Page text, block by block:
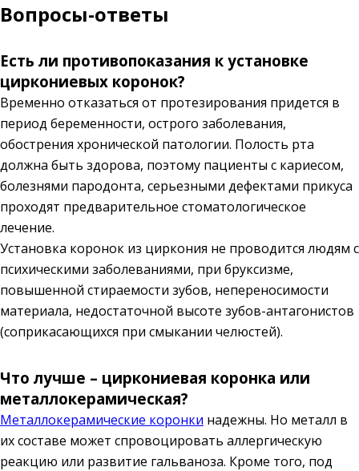
Вопросы-ответы
Есть ли противопоказания к установке
циркониевых коронок?
Временно отказаться от протезирования придется в
период беременности, острого заболевания,
обострения хронической патологии. Полость рта
должна быть здорова, поэтому пациенты с кариесом,
болезнями пародонта, серьезными дефектами прикуса
проходят предварительное стоматологическое
лечение.
Установка коронок из циркония не проводится людям с
психическими заболеваниями, при бруксизме,
повышенной стираемости зубов, непереносимости
материала, недостаточной высоте зубов-антагонистов
(соприкасающихся при смыкании челюстей).
Что лучше – циркониевая коронка или
металлокерамическая?
Металлокерамические коронки надежны. Но металл в
их составе может спровоцировать аллергическую
реакцию или развитие гальваноза. Кроме того, под